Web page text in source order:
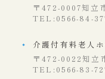
〒472-0007知立
TEL:0566-84-
介護付有料老人
〒472-0022知立
TEL:0566-83-